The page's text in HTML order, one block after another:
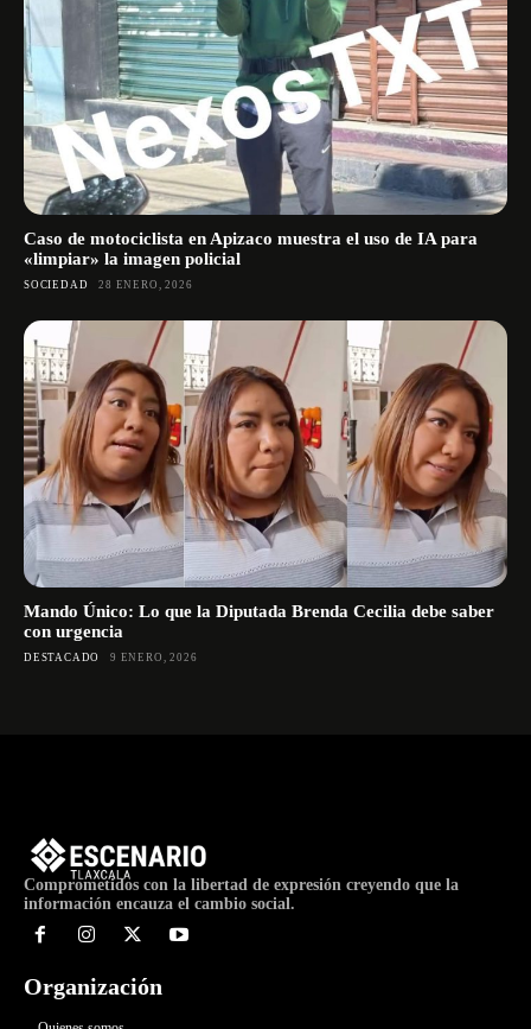
Caso de motociclista en Apizaco muestra el uso de IA para
«limpiar» la imagen policial
SOCIEDAD 28 ENERO, 2026
Mando Único: Lo que la Diputada Brenda Cecilia debe saber
con urgencia
DESTACADO 9 ENERO, 2026
Comprometidos con la libertad de expresión creyendo que la
información encauza el cambio social.
Organización